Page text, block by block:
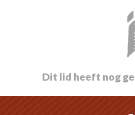
Dit lid heeft nog